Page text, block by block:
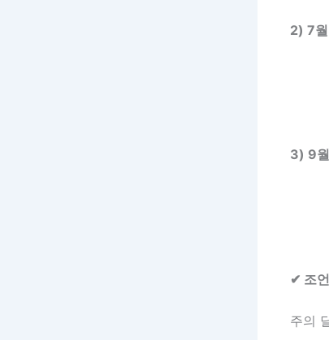
2) 7
3) 9
✔ 조언
주의